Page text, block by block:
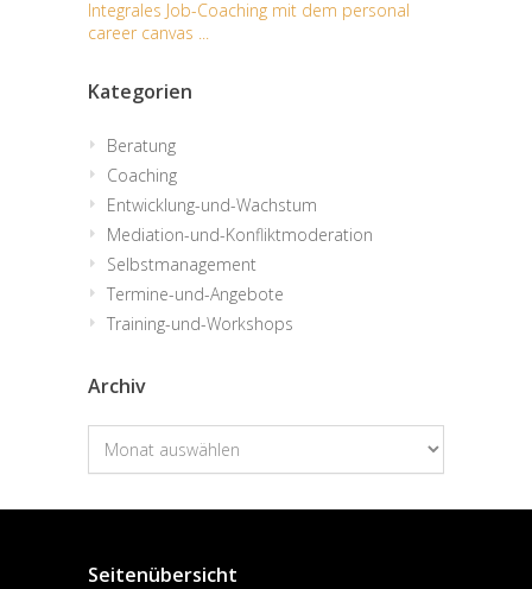
Integrales Job-Coaching mit dem personal
career canvas ...
Kategorien
Beratung
Coaching
Entwicklung-und-Wachstum
Mediation-und-Konfliktmoderation
Selbstmanagement
Termine-und-Angebote
Training-und-Workshops
Archiv
Seitenübersicht